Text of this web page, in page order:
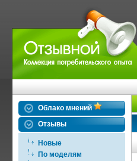
Облако мнений
Отзывы
Новые
По моделям